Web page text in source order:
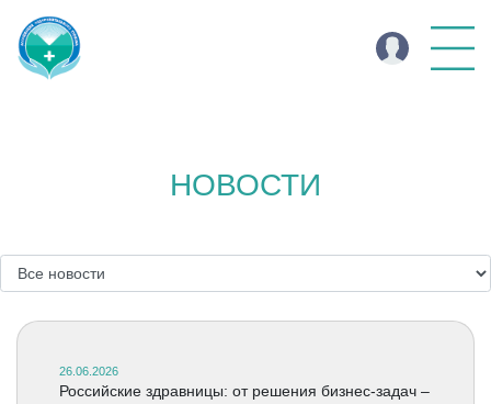
НОВОСТИ
26.06.2026
Российские здравницы: от решения бизнес-задач –